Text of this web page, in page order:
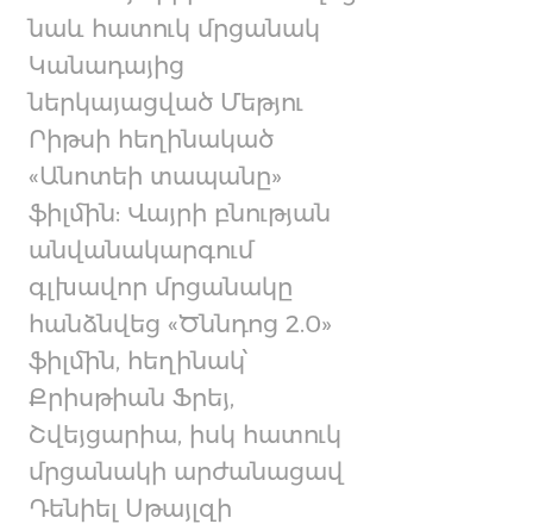
նաև հատուկ մրցանակ
Կանադայից
ներկայացված Մեթյու
Րիթսի հեղինակած
«Անոտեի տապանը»
ֆիլմին: Վայրի բնության
անվանակարգում
գլխավոր մրցանակը
հանձնվեց «Ծննդոց 2.0»
ֆիլմին, հեղինակ՝
Քրիսթիան Ֆրեյ,
Շվեյցարիա, իսկ հատուկ
մրցանակի արժանացավ
Դենիել Սթայլզի